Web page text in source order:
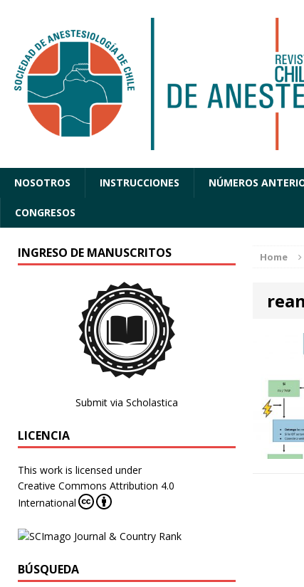
NOSOTROS INSTRUCCIONES NÚMEROS
CONGRESOS
Home
INGRESO DE MANUSCRITOS
Submit via Scholastica
LICENCIA
This work is licensed under
Creative Commons Attribution 4.0
International
BÚSQUEDA